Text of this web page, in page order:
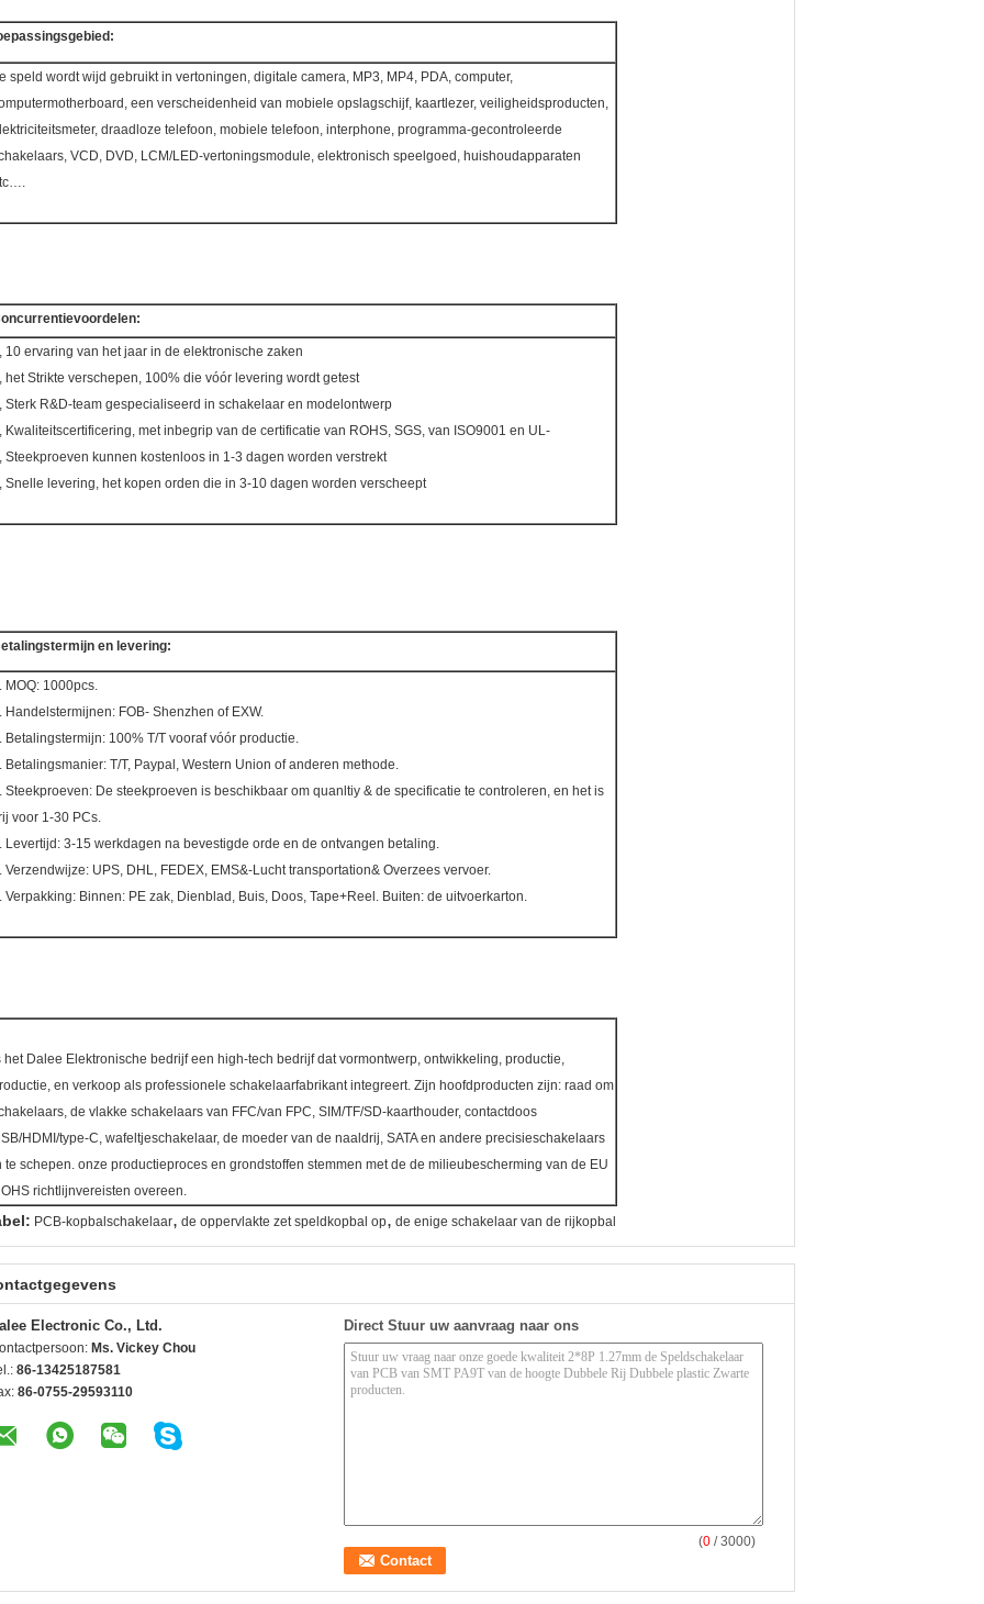
speld wordt wijd gebruikt in vertoningen, digitale camera, MP3, MP4, PDA, computer,
een verscheidenheid van mobiele opslagschijf, kaartlezer, veiligheidsproducten,
draadloze telefoon, mobiele telefoon, interphone, programma-gecontroleerde
VCD, DVD, LCM/LED-vertoningsmodule, elektronisch speelgoed, huishoudapparaten
10 ervaring van het jaar in de elektronische zaken
het Strikte verschepen, 100% die vóór levering wordt getest
Sterk R&D-team gespecialiseerd in schakelaar en modelontwerp
Kwaliteitscertificering, met inbegrip van de certificatie van ROHS, SGS, van ISO9001 en UL-
Steekproeven kunnen kostenloos in 1-3 dagen worden verstrekt
Snelle levering, het kopen orden die in 3-10 dagen worden verscheept
en levering:
MOQ: 1000pcs.
Handelstermijnen: FOB- Shenzhen of EXW.
Betalingstermijn: 100% T/T vooraf vóór productie.
Betalingsmanier: T/T, Paypal, Western Union of anderen methode.
Steekproeven: De steekproeven is beschikbaar om quanltiy & de specificatie te controleren, en het is
voor 1-30 PCs.
Levertijd: 3-15 werkdagen na bevestigde orde en de ontvangen betaling.
Verzendwijze: UPS, DHL, FEDEX, EMS&-Lucht transportation& Overzees vervoer.
Verpakking: Binnen: PE zak, Dienblad, Buis, Doos, Tape+Reel. Buiten: de uitvoerkarton.
het Dalee Elektronische bedrijf een high-tech bedrijf dat vormontwerp, ontwikkeling, productie,
en verkoop als professionele schakelaarfabrikant integreert. Zijn hoofdproducten zijn: raad om
de vlakke schakelaars van FFC/van FPC, SIM/TF/SD-kaarthouder, contactdoos
HDMI/type-C, wafeltjeschakelaar, de moeder van de naaldrij, SATA en andere precisieschakelaars
te schepen. onze productieproces en grondstoffen stemmen met de de milieubescherming van de EU
richtlijnvereisten overeen.
PCB-kopbalschakelaar, de oppervlakte zet speldkopbal op, de enige schakelaar van de rijkopbal
Electronic Co., Ltd.
Ms. Vickey Chou
86-13425187581
86-0755-29593110
Direct Stuur uw aanvraag naar ons
(0 / 3000)